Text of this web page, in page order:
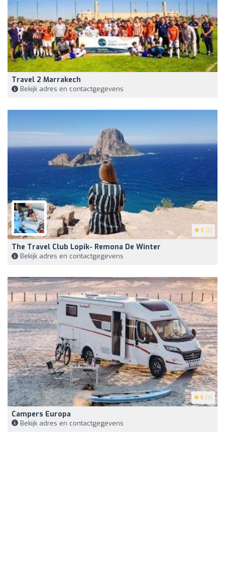
Travel 2 Marrakech
Bekijk adres en contactgegevens
5 (2)
The Travel Club Lopik- Remona De Winter
Bekijk adres en contactgegevens
5 (9)
Campers Europa
Bekijk adres en contactgegevens